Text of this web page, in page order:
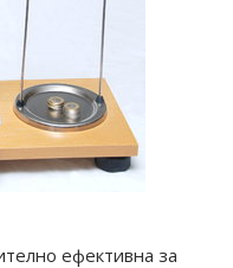
ефективна за